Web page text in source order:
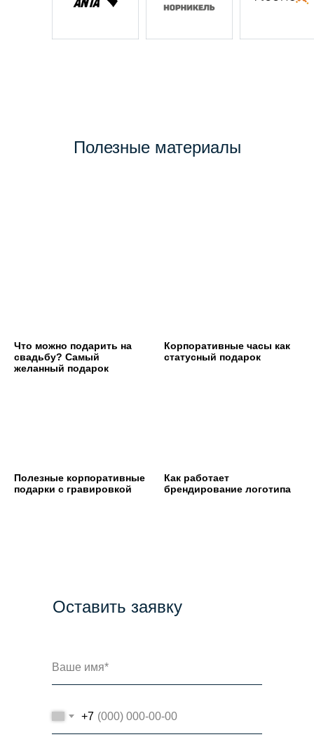
Полезные материалы
Что можно подарить на
свадьбу? Самый
желанный подарок
Корпоративные часы как
статусный подарок
Полезные корпоративные
подарки с гравировкой
Как работает
брендирование логотипа
Оставить заявку
+7